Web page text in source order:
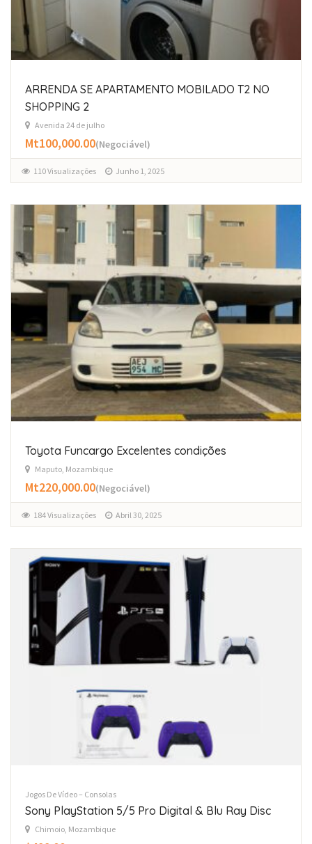
ARRENDA SE APARTAMENTO MOBILADO T2 NO
SHOPPING 2
Avenida 24 de julho
Mt100,000.00(Negociável)
110 Visualizações Junho 1, 2025
Toyota Funcargo Excelentes condições
Maputo, Mozambique
Mt220,000.00(Negociável)
184 Visualizações Abril 30, 2025
Jogos De Vídeo – Consolas
Sony PlayStation 5/5 Pro Digital & Blu Ray Disc
Chimoio, Mozambique